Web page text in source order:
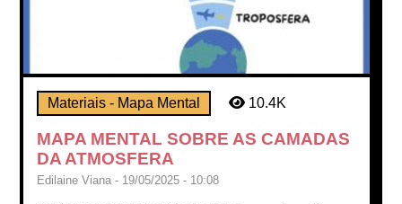
Materiais - Mapa Mental 10.4K
MAPA MENTAL SOBRE AS CAMADAS
DA ATMOSFERA
Edilaine Viana - 19/05/2025 - 10:08